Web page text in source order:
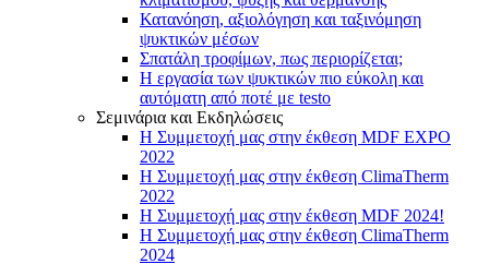
Κατανόηση, αξιολόγηση και ταξινόμηση
ψυκτικών μέσων
Σπατάλη τροφίμων, πως περιορίζεται;
Η εργασία των ψυκτικών πιο εύκολη και
αυτόματη από ποτέ με testo
Σεμινάρια και Εκδηλώσεις
Η Συμμετοχή μας στην έκθεση MDF EXPO
2022
Η Συμμετοχή μας στην έκθεση ClimaTherm
2022
Η Συμμετοχή μας στην έκθεση MDF 2024!
Η Συμμετοχή μας στην έκθεση ClimaTherm
2024